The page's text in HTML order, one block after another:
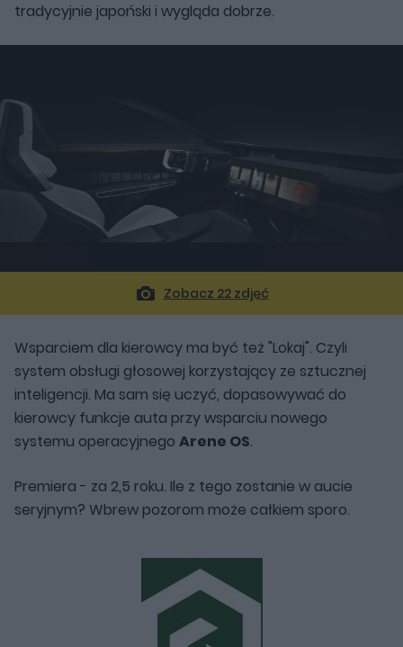
tradycyjnie japoński i wygląda dobrze.
Zobacz 22 zdjęć
Wsparciem dla kierowcy ma być też "Lokaj". Czyli
system obsługi głosowej korzystający ze sztucznej
inteligencji. Ma sam się uczyć, dopasowywać do
kierowcy funkcje auta przy wsparciu nowego
systemu operacyjnego Arene OS.
Premiera - za 2,5 roku. Ile z tego zostanie w aucie
seryjnym? Wbrew pozorom może całkiem sporo.